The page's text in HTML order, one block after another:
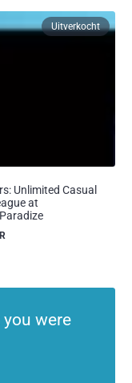
Uitverkocht
Unlimited Casual
at
were